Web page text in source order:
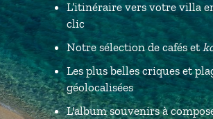
L’itinéraire vers votre villa
clic
Notre sélection de cafés et
Les plus belles criques et
géolocalisées
L'album souvenirs à